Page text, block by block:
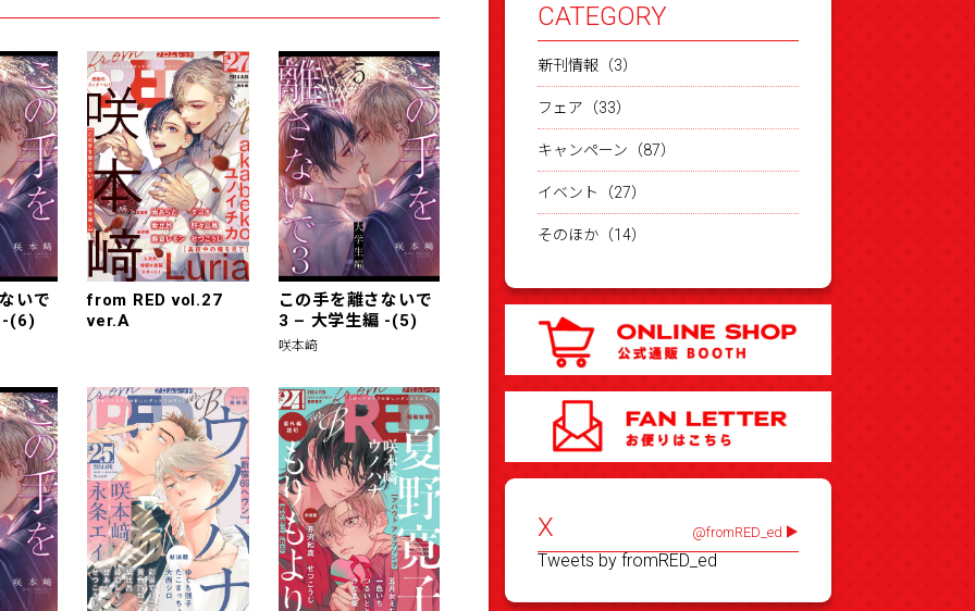
いで
-(6)
from RED vol.27
ver.A
この手を離さないで
3 – 大学生編 -(5)
咲本﨑
CATEGORY
新刊情報（3）
フェア（33）
キャンペーン（87）
イベント（27）
そのほか（14）
X @fromRED_ed
Tweets by fromRED_ed